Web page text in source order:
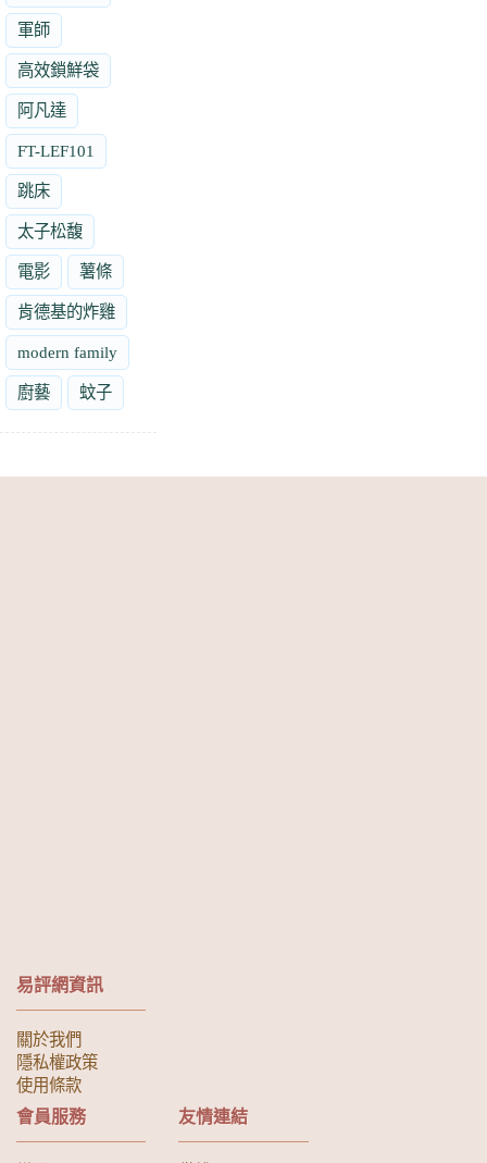
軍師
高效鎖鮮袋
阿凡達
FT-LEF101
跳床
太子松馥
電影 薯條
肯德基的炸雞
modern family
廚藝 蚊子
易評網資訊
關於我們
隱私權政策
使用條款
會員服務 友情連結